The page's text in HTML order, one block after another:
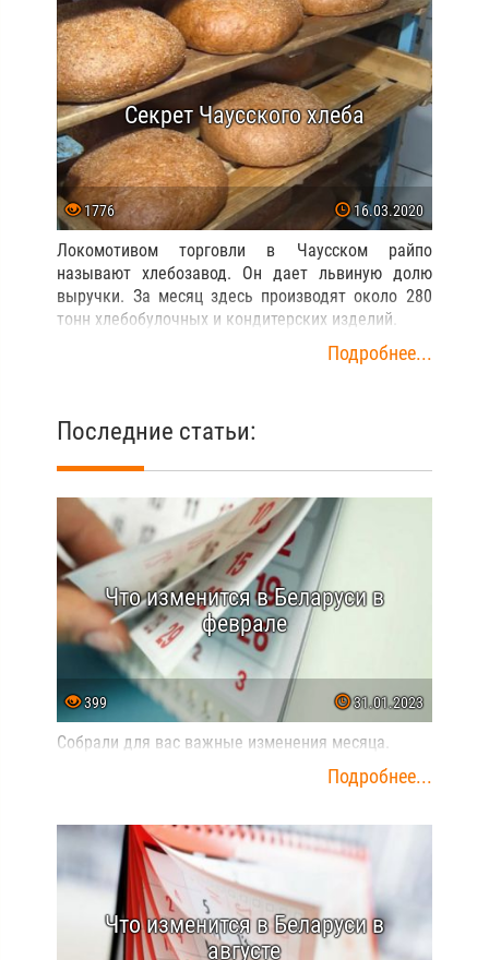
Секрет Чаусского хлеба
1776 16.03.2020
Локомотивом торговли в Чаусском райпо
называют хлебозавод. Он дает львиную долю
выручки. За месяц здесь производят около 280
тонн хлебобулочных и кондитерских изделий.
Подробнее...
Последние статьи:
Что изменится в Беларуси в
феврале
399 31.01.2023
Собрали для вас важные изменения месяца.
Подробнее...
Что изменится в Беларуси в
августе